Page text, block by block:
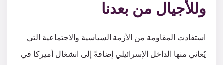
وللأجيال من بعدنا
استفادت المقاومة من الأزمة السياسية والاجتماعية التي
يُعاني منها الداخل الإسرائيلي إضافةً إلى انشغال أميركا في